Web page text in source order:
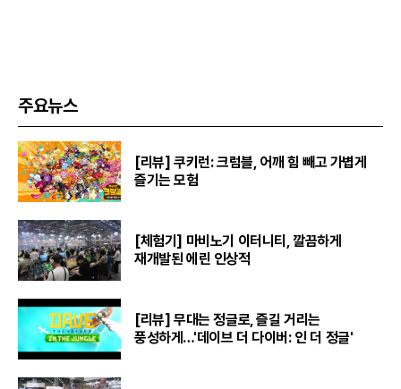
주요뉴스
[리뷰] 쿠키런: 크럼블, 어깨 힘 빼고 가볍게
즐기는 모험
[체험기] 마비노기 이터니티, 깔끔하게
재개발된 에린 인상적
[리뷰] 무대는 정글로, 즐길 거리는
풍성하게…'데이브 더 다이버: 인 더 정글'